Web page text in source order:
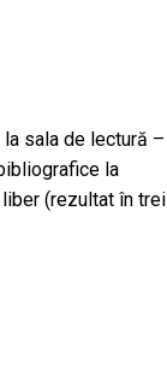
sala de lectură –
la
(rezultat în trei